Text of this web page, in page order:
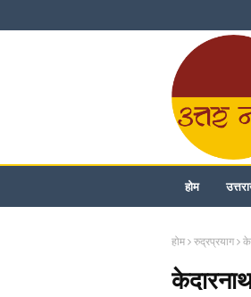
होम
होम रुद्रप्रयाग